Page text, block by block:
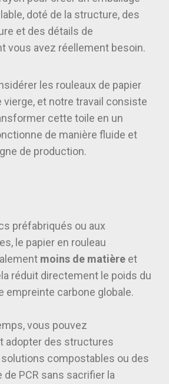
doté de la structure, des
et des détails de
vous avez réellement besoin.
les rouleaux de papier
et notre travail consiste
cette toile en un
de manière fluide et
de production.
préfabriqués ou aux
le papier en rouleau
moins de matière et
réduit directement le poids du
empreinte carbone globale.
vous pouvez
adopter des structures
compostables ou des
de PCR sans sacrifier la